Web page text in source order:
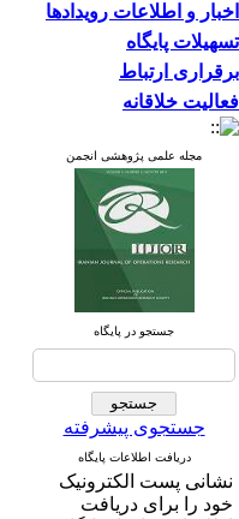
اخبار و اطلاعات رویدادها
تسهیلات پایگاه
برقراری ارتباط
فعالیت خلاقانه
مجله علمی پژوهشی انجمن
جستجو در پایگاه
جستجوی پیشرفته
دریافت اطلاعات پایگاه
نشانی پست الکترونیک
خود را برای دریافت